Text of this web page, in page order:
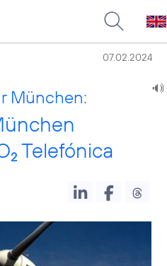
07.02.2024
München:
2 Telefónica